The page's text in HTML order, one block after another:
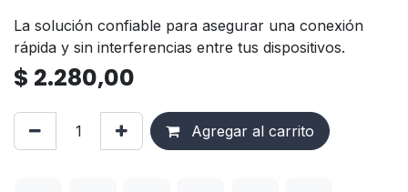
La solución confiable para asegurar una conexión
rápida y sin interferencias entre tus dispositivos.
$ 2.280,00
Agregar al carrito